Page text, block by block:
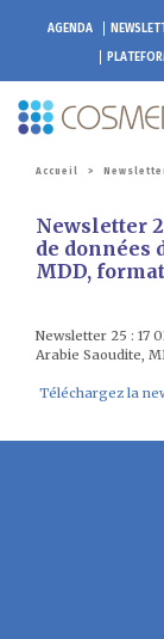
AGENDA
Accueil >
Newsletter
de données
MDD,
Newsletter 25 : 17
Arabie Saoudite,
Téléchargez la